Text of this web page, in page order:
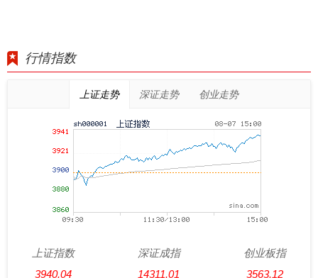
行情指数
上证走势 深证走势 创业走势
上证指数
3940.04
深证成指
14311.01
创业板指
3563.12